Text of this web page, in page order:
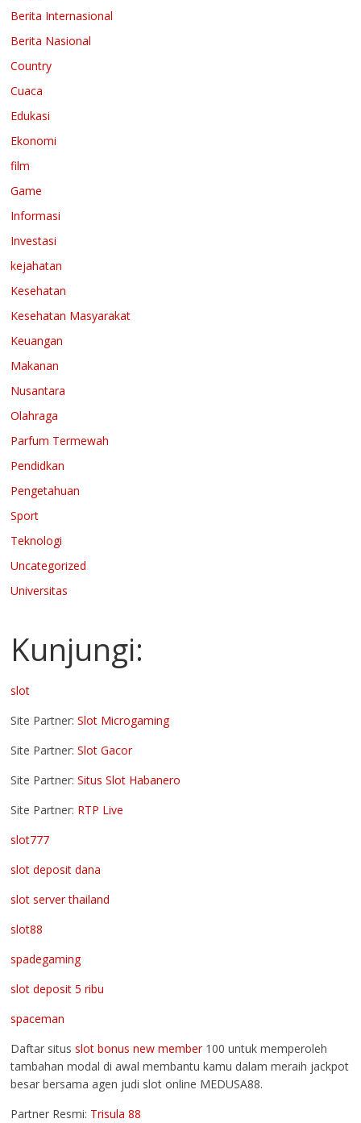
Berita Internasional
Berita Nasional
Country
Cuaca
Edukasi
Ekonomi
film
Game
Informasi
Investasi
kejahatan
Kesehatan
Kesehatan Masyarakat
Keuangan
Makanan
Nusantara
Olahraga
Parfum Termewah
Pendidkan
Pengetahuan
Sport
Teknologi
Uncategorized
Universitas
Kunjungi:
slot
Site Partner:Slot Microgaming
Site Partner:Slot Gacor
Site Partner:Situs Slot Habanero
Site Partner: RTP Live
slot777
slot deposit dana
slot server thailand
slot88
spadegaming
slot deposit 5 ribu
spaceman
Daftar situsslot bonus new member100 untuk memperoleh
tambahan modal di awal membantu kamu dalam meraih jackpot
besar bersama agen judi slot online MEDUSA88.
Partner Resmi: Trisula 88